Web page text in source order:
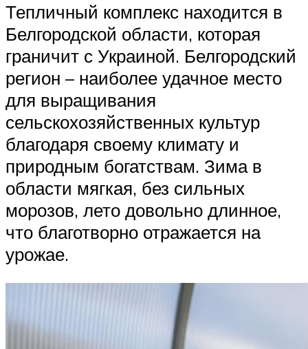
Тепличный комплекс находится в
Белгородской области, которая
граничит с Украиной. Белгородский
регион – наиболее удачное место
для выращивания
сельскохозяйственных культур
благодаря своему климату и
природным богатствам. Зима в
области мягкая, без сильных
морозов, лето довольно длинное,
что благотворно отражается на
урожае.